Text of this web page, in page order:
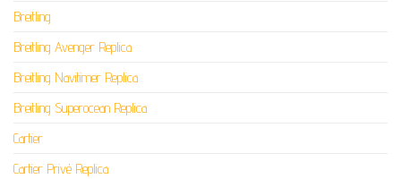
Breitling
Breitling Avenger Replica
Breitling Navitimer Replica
Breitling Superocean Replica
Cartier
Cartier Privé Replica